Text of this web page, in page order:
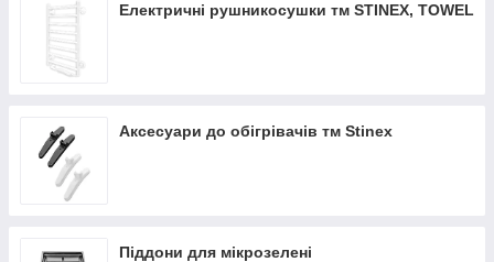
Електричні рушникосушки тм STINEX, TOWEL
Аксесуари до обігрівачів тм Stinex
Піддони для мікрозелені